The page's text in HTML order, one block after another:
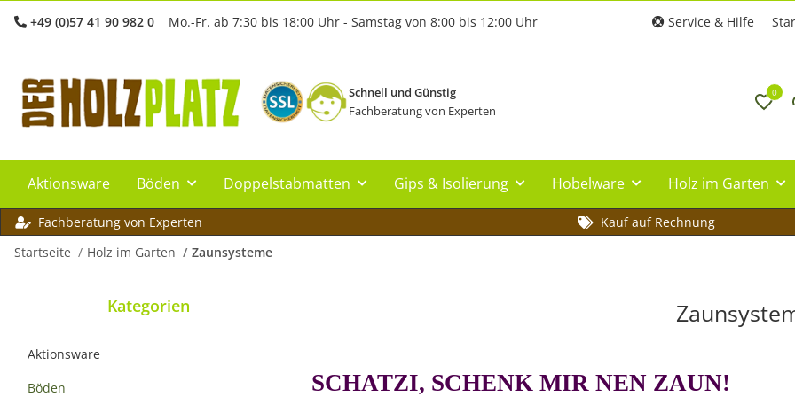
+49 (0)57 41 90 982 0 Mo.-Fr. ab 7:30 bis 18:00 Uhr - Samstag von 8:00 bis 12:00 Uhr Service & Hilfe
Schnell und Günstig
Fachberatung von Experten
0
Aktionsware Böden Doppelstabmatten Gips & Isolierung Hobelware Holz im Garten
Fachberatung von Experten Kauf auf Rechnung
Startseite
Holz im Garten Zaunsysteme
SCHATZI, SCHENK MIR NEN ZAUN!
Kategorien
Aktionsware
Böden